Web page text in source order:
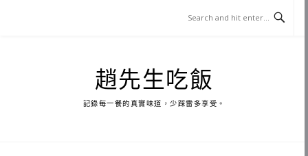
趙先生吃飯
記錄每一餐的真實味道，少踩雷多享受。